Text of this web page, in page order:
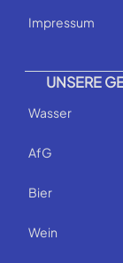
Impressum
UNSERE
Wasser
AfG
Bier
Wein